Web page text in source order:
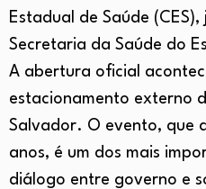
Estadual de Saúde
Secretaria da Saúde do
A abertura oficial
estacionamento externo
Salvador. O evento, que
anos, é um dos mais
diálogo entre governo e